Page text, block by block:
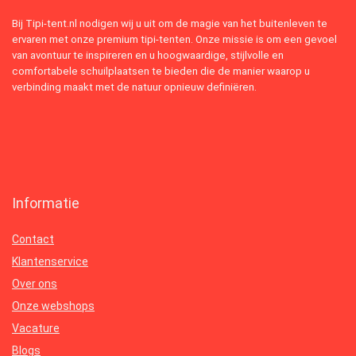
Bij Tipi-tent.nl nodigen wij u uit om de magie van het buitenleven te
ervaren met onze premium tipi-tenten. Onze missie is om een gevoel
van avontuur te inspireren en u hoogwaardige, stijlvolle en
comfortabele schuilplaatsen te bieden die de manier waarop u
verbinding maakt met de natuur opnieuw definiëren.
Informatie
Contact
Klantenservice
Over ons
Onze webshops
Vacature
Blogs